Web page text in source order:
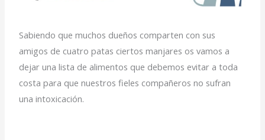
Sabiendo que muchos dueños comparten con sus
amigos de cuatro patas ciertos manjares os vamos a
dejar una lista de alimentos que debemos evitar a toda
costa para que nuestros fieles compañeros no sufran
una intoxicación.